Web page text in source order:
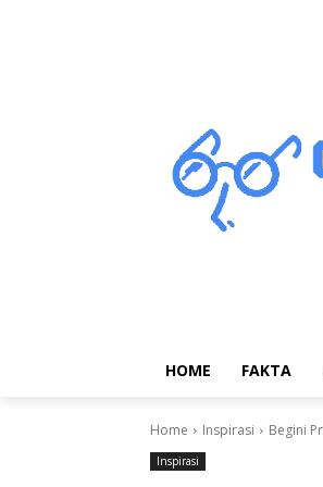
HOME FAKTA
Home Inspirasi Begini
Inspirasi